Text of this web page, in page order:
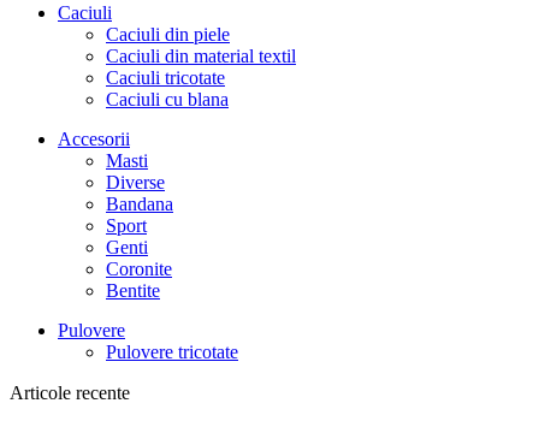
Caciuli
Caciuli din piele
Caciuli din material textil
Caciuli tricotate
Caciuli cu blana
Accesorii
Masti
Diverse
Bandana
Sport
Genti
Coronite
Bentite
Pulovere
Pulovere tricotate
Articole recente